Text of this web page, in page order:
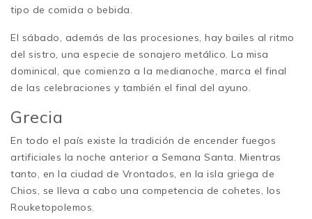
tipo de comida o bebida.
El sábado, además de las procesiones, hay bailes al ritmo
del sistro, una especie de sonajero metálico. La misa
dominical, que comienza a la medianoche, marca el final
de las celebraciones y también el final del ayuno.
Grecia
En todo el país existe la tradición de encender fuegos
artificiales la noche anterior a Semana Santa. Mientras
tanto, en la ciudad de Vrontados, en la isla griega de
Chios, se lleva a cabo una competencia de cohetes, los
Rouketopolemos.